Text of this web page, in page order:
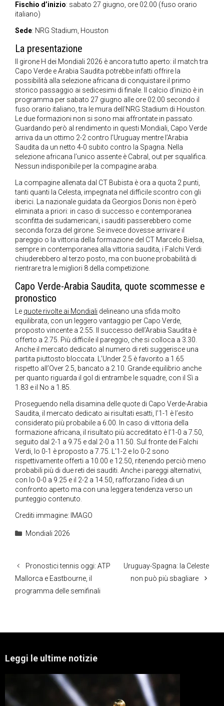
Fischio d’inizio: sabato 27 giugno, ore 02.00 (fuso orario
italiano)
Sede: NRG Stadium, Houston
La presentazione
Il girone H dei Mondiali 2026 è ancora tutto aperto: il match tra
Capo Verde e Arabia Saudita potrebbe infatti offrire la
possibilità alla selezione africana di conquistare il primo
storico passaggio ai sedicesimi di finale. Il calcio d’inizio è in
programma per sabato 27 giugno alle ore 02.00 secondo il
fuso orario italiano, tra le mura dell’NRG Stadium di Houston.
Le due formazioni non si sono mai affrontate in passato.
Guardando però al rendimento in questi Mondiali, Capo Verde
arriva da un ottimo 2-2 contro l’Uruguay mentre l’Arabia
Saudita da un netto 4-0 subito contro la Spagna. Nella
selezione africana l’unico assente è Cabral, out per squalifica.
Nessun indisponibile per la compagine araba.
La compagine allenata dal CT Bubista è ora a quota 2 punti,
tanti quanti la Celesta, impegnata nel difficile scontro con gli
iberici. La nazionale guidata da Georgios Donis non è però
eliminata a priori: in caso di successo e contemporanea
sconfitta dei sudamericani, i sauditi passerebbero come
seconda forza del girone. Se invece dovesse arrivare il
pareggio o la vittoria della formazione del CT Marcelo Bielsa,
sempre in contemporanea alla vittoria saudita, i Falchi Verdi
chiuderebbero al terzo posto, ma con buone probabilità di
rientrare tra le migliori 8 della competizione.
Capo Verde-Arabia Saudita, quote scommesse e
pronostico
Le quote rivolte ai Mondiali delineano una sfida molto
equilibrata, con un leggero vantaggio per Capo Verde,
proposto vincente a 2.55. Il successo dell’Arabia Saudita è
offerto a 2.75. Più difficile il pareggio, che si colloca a 3.30.
Anche il mercato dedicato al numero di reti suggerisce una
partita piuttosto bloccata. L’Under 2.5 è favorito a 1.65
rispetto all’Over 2.5, bancato a 2.10. Grande equilibrio anche
per quanto riguarda il gol di entrambe le squadre, con il Sì a
1.83 e il No a 1.85.
Proseguendo nella disamina delle quote di Capo Verde-Arabia
Saudita, il mercato dedicato ai risultati esatti, l’1-1 è l’esito
considerato più probabile a 6.00. In caso di vittoria della
formazione africana, il risultato più accreditato è l’1-0 a 7.50,
seguito dal 2-1 a 9.75 e dal 2-0 a 11.50. Sul fronte dei Falchi
Verdi, lo 0-1 è proposto a 7.75. L’1-2 e lo 0-2 sono
rispettivamente offerti a 10.00 e 12.50, ritenendo perciò meno
probabili più di due reti dei sauditi. Anche i pareggi alternativi,
con lo 0-0 a 9.25 e il 2-2 a 14.50, rafforzano l’idea di un
confronto aperto ma con una leggera tendenza verso un
punteggio contenuto.
Crediti immagine: IMAGO
Categorie
Mondiali 2026
Pronostici tennis oggi: ATP
Mallorca e Eastbourne, il
programma delle semifinali
Uruguay-Spagna: la Celeste
non può più sbagliare
Leggi le ultime notizie